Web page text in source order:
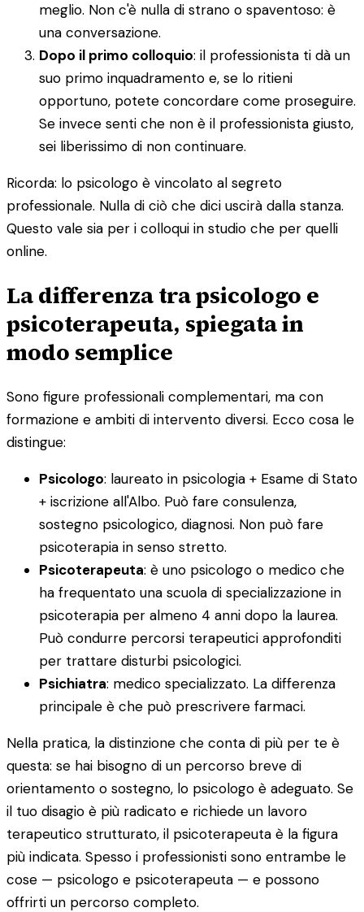
meglio. Non c'è nulla di strano o spaventoso: è
una conversazione.
Dopo il primo colloquio: il professionista ti dà un
suo primo inquadramento e, se lo ritieni
opportuno, potete concordare come proseguire.
Se invece senti che non è il professionista giusto,
sei liberissimo di non continuare.
Ricorda: lo psicologo è vincolato al segreto
professionale. Nulla di ciò che dici uscirà dalla stanza.
Questo vale sia per i colloqui in studio che per quelli
online.
La differenza tra psicologo e
psicoterapeuta, spiegata in
modo semplice
Sono figure professionali complementari, ma con
formazione e ambiti di intervento diversi. Ecco cosa le
distingue:
Psicologo: laureato in psicologia + Esame di Stato
+ iscrizione all'Albo. Può fare consulenza,
sostegno psicologico, diagnosi. Non può fare
psicoterapia in senso stretto.
Psicoterapeuta: è uno psicologo o medico che
ha frequentato una scuola di specializzazione in
psicoterapia per almeno 4 anni dopo la laurea.
Può condurre percorsi terapeutici approfonditi
per trattare disturbi psicologici.
Psichiatra: medico specializzato. La differenza
principale è che può prescrivere farmaci.
Nella pratica, la distinzione che conta di più per te è
questa: se hai bisogno di un percorso breve di
orientamento o sostegno, lo psicologo è adeguato. Se
il tuo disagio è più radicato e richiede un lavoro
terapeutico strutturato, il psicoterapeuta è la figura
più indicata. Spesso i professionisti sono entrambe le
cose — psicologo e psicoterapeuta — e possono
offrirti un percorso completo.